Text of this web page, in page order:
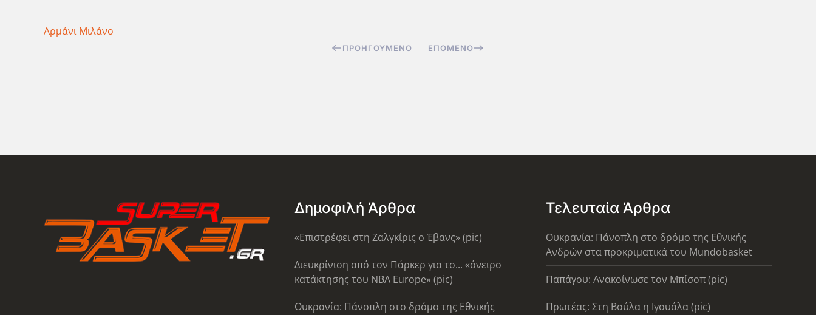
Αρμάνι Μιλάνο
ΠΡΟΗΓΟΎΜΕΝΟ ΕΠΌΜΕΝΟ
Δημοφιλή Άρθρα
«Επιστρέφει στη Ζαλγκίρις ο Έβανς» (pic)
Διευκρίνιση από τον Πάρκερ για το... «όνειρο
κατάκτησης του ΝΒΑ Europe» (pic)
Ουκρανία: Πάνοπλη στο δρόμο της Εθνικής
Τελευταία Άρθρα
Ουκρανία: Πάνοπλη στο δρόμο της Εθνικής
Ανδρών στα προκριματικά του Mundobasket
Παπάγου: Ανακοίνωσε τον Μπίσοπ (pic)
Πρωτέας: Στη Βούλα η Ιγουάλα (pic)